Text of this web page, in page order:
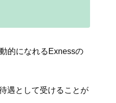
的になれるExnessの
遇として受けることが